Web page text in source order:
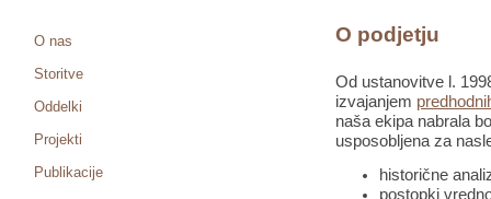
O nas
Storitve
Oddelki
Projekti
Publikacije
O podjetju
Od ustanovitve l.
izvajanjem
naša ekipa nabrala
usposobljena za
historične
postopki